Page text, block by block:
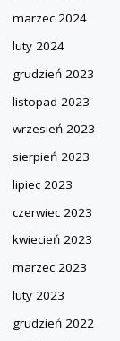
marzec 2024
luty 2024
grudzień 2023
listopad 2023
wrzesień 2023
sierpień 2023
lipiec 2023
czerwiec 2023
kwiecień 2023
marzec 2023
luty 2023
grudzień 2022